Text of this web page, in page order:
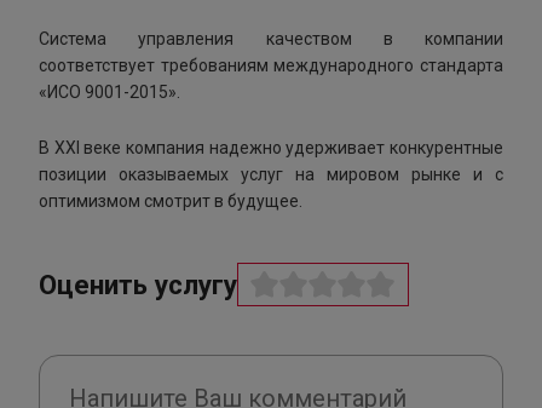
Система управления качеством в компании
соответствует требованиям международного стандарта
«ИСО 9001-2015».
В XXI веке компания надежно удерживает конкурентные
позиции оказываемых услуг на мировом рынке и с
оптимизмом смотрит в будущее.
Оценить услугу